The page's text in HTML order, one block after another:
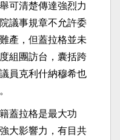
可清楚傳達強烈力
議事規章不允許委
產，但蓋拉格並未
組團訪台，囊括跨
員克利什納穆希也
蓋拉格是最大功
大影響力，有目共